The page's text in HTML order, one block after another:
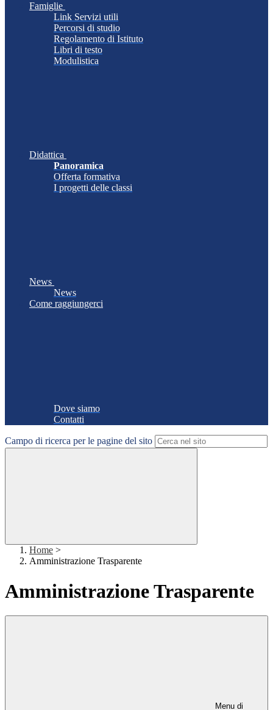
Famiglie
Link Servizi utili
Percorsi di studio
Regolamento di Istituto
Libri di testo
Modulistica
Didattica
Panoramica
Offerta formativa
I progetti delle classi
News
News
Come raggiungerci
Dove siamo
Contatti
Campo di ricerca per le pagine del sito
Home >
Amministrazione Trasparente
Amministrazione Trasparente
Menu di